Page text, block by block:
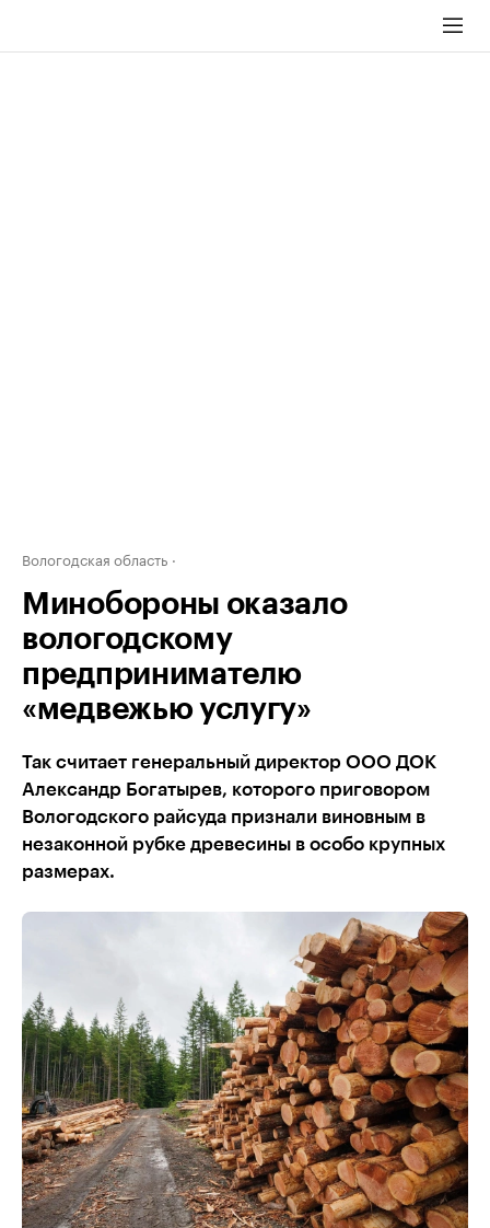
Вологодская область
Минобороны оказало
вологодскому
предпринимателю
«медвежью услугу»
Так считает генеральный директор ООО ДОК
Александр Богатырев, которого приговором
Вологодского райсуда признали виновным в
незаконной рубке древесины в особо крупных
размерах.